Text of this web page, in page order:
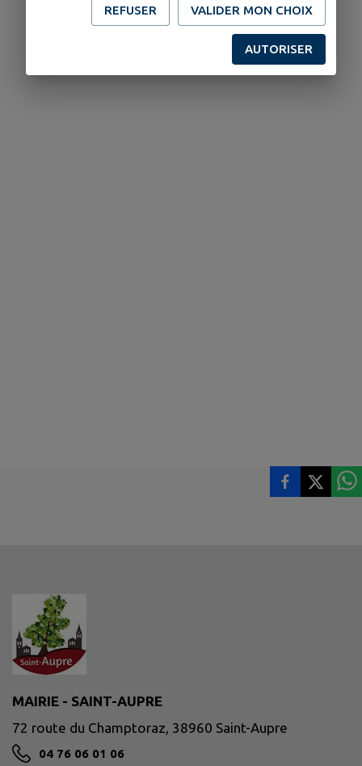
MAIRIE - SAINT-AUPRE
72 route du Champtoraz, 38960 Saint-Aupre
04 76 06 01 06
REFUSER VALIDER MON CHOIX
AUTORISER